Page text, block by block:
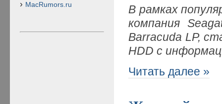
В рамках
компания
Barracuda LP,
HDD с
Читать далее »
MacRumors.ru